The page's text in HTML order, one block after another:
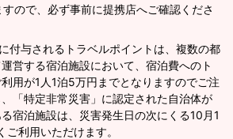
ので、必ず事前に提携店へご確認くださ
付与されるトラベルポイントは、複数の都
営する宿泊施設において、宿泊費へのト
用が1人1泊5万円までとなりますのでご注
「特定非常災害」に認定された自治体が
宿泊施設は、災害発生日の次にくる10月1
ご利用いただけます。